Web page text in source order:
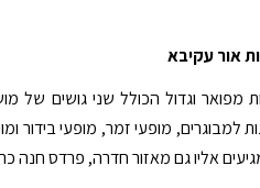
אור עקיבא
מפואר וגדול הכולל שני גושים של
למבוגרים, מופעי זמר, מופעי
אליו גם מאזור חדרה, פרדס חנה